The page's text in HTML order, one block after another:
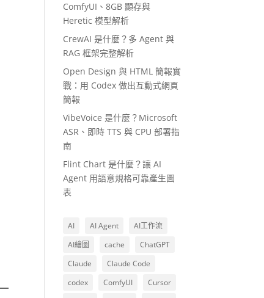
ComfyUI、8GB 顯存與
Heretic 模型解析
CrewAI 是什麼？多 Agent 與
RAG 框架完整解析
Open Design 與 HTML 簡報實
戰：用 Codex 做出互動式網頁
簡報
VibeVoice 是什麼？Microsoft
ASR、即時 TTS 與 CPU 部署指
南
Flint Chart 是什麼？讓 AI
Agent 用語意規格可靠產生圖
表
AI AI Agent
AI工作流
AI繪圖
cache
ChatGPT
Claude
Claude Code
codex
ComfyUI
Cursor